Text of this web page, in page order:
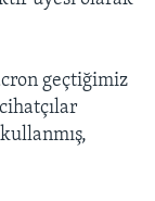
geçtiğimiz